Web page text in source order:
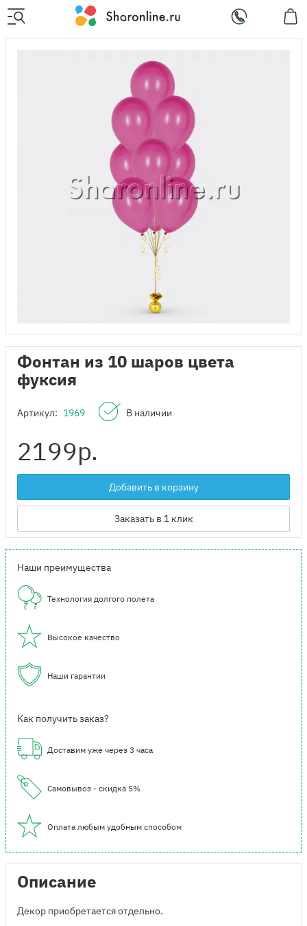
Фонтан из 10 шаров цвета
фуксия
Артикул: 1969 В наличии
2199р.
Добавить в корзину
Заказать в 1 клик
Наши преимущества
Технология долгого полета
Высокое качество
Наши гарантии
Как получить заказ?
Доставим уже через 3 часа
Самовывоз - скидка 5%
Оплата любым удобным способом
Описание
Декор приобретается отдельно.